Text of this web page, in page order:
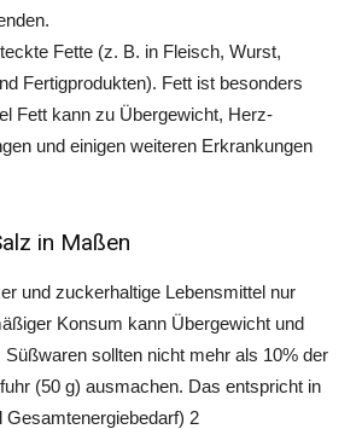
Fette (z. B. in Fleisch, Wurst,
Fertigprodukten). Fett ist besonders
Fett kann zu Übergewicht, Herz-
und einigen weiteren Erkrankungen
in Maßen
und zuckerhaltige Lebensmittel nur
Konsum kann Übergewicht und
Süßwaren sollten nicht mehr als 10% der
(50 g) ausmachen. Das entspricht in
Gesamtenergiebedarf) 2